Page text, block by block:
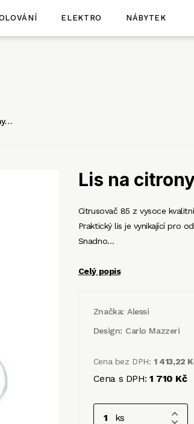
ELEKTRO NÁBYTEK
Lis na
Citrusovač 85 z vysoce
Praktický lis je vynikající pro
Snadno…
Celý popis
Značka: Alessi
Design: Carlo Mazzeri
Cena bez DPH:1 413,22
Cena s DPH:1 710 Kč
ks